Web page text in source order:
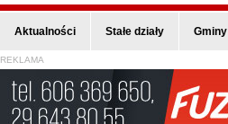
Aktualności Stałe działy Gminy
REKLAMA